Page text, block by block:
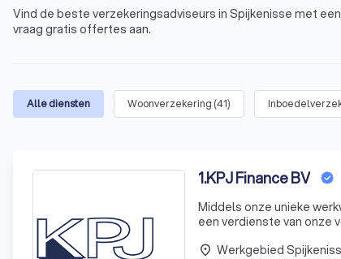
Vind de beste verzekeringsadviseurs in Spijkenisse met
vraag gratis offertes aan.
Alle diensten Woonverzekering (41)
1.KPJ Finance BV
Middels onze unieke
een verdienste van onze
place Werkgebied